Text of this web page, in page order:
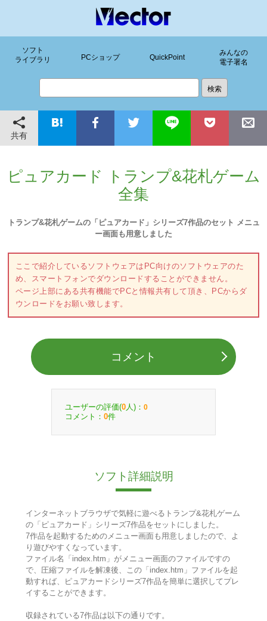
ソフト
ライブラリ
PCショップ QuickPoint
みんなの
電子署名
共有
ピュアカード トランプ&花札ゲーム
全集
トランプ&花札ゲームの「ピュアカード」シリーズ7作品のセット メニュ
ー画面も用意しました
ここで紹介しているソフトウェアはPC向けのソフトウェアのた
め、スマートフォンでダウンロードすることができません。
ページ上部にある共有機能でPCと情報共有して頂き、PCからダ
ウンロードをお願い致します。
コメント
ユーザーの評価(0 人)： 0
コメント： 0件
ソフト詳細説明
インターネットブラウザで気軽に遊べるトランプ&花札ゲーム
の「ピュアカード」シリーズ7作品をセットにしました。
7作品を起動するためのメニュー画面も用意しましたので、よ
り遊びやすくなっています。
ファイル名「index.htm」がメニュー画面のファイルですの
で、圧縮ファイルを解凍後、この「index.htm」ファイルを起
動すれば、ピュアカードシリーズ7作品を簡単に選択してプレ
イすることができます。
収録されている7作品は以下の通りです。